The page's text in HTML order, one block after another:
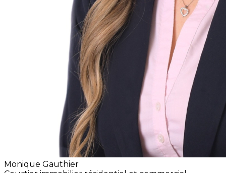
Monique Gauthier